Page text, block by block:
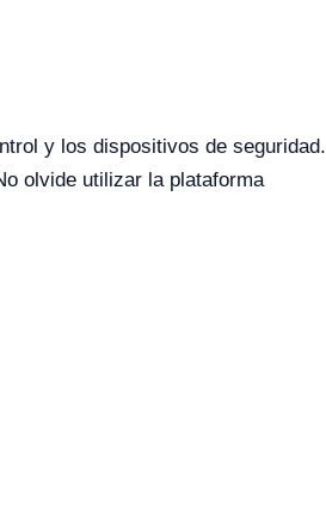
y los dispositivos de seguridad.
olvide utilizar la plataforma